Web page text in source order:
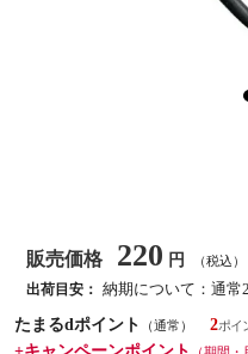
販売価格 220 円 （税込）
出荷目安： 納期について：通常
たまるdポイント
（通常）
2